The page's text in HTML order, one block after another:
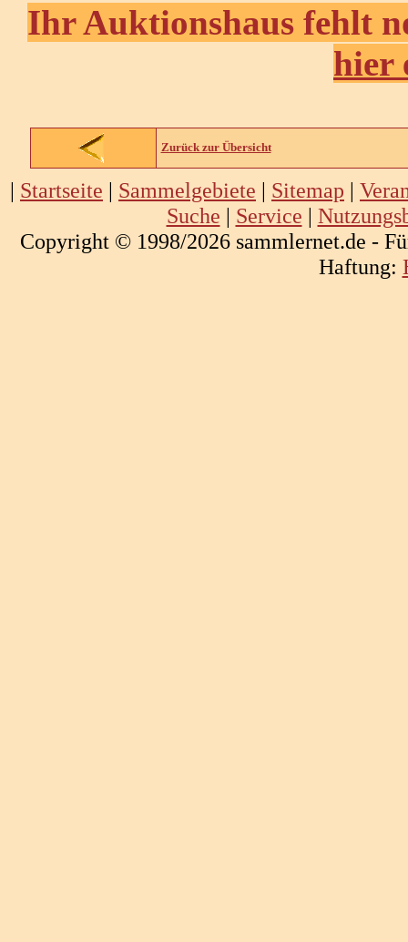
Ihr Auktionshaus fehlt
hier
Zurück zur Übersicht
| Startseite | Sammelgebiete | Sitemap |
Suche | Service |
Copyright © 1998/2026 sammlernet.de -
Haftung: